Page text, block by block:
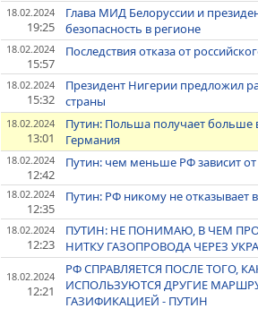
18.02.2024
19:25
Глава МИД Белоруссии и
безопасность в регионе
18.02.2024
15:57
Последствия отказа от
18.02.2024
15:32
Президент Нигерии предложил
страны
18.02.2024
13:01
Путин: Польша получает больше
Германия
18.02.2024
12:42
Путин: чем меньше РФ зависит
18.02.2024
12:35
Путин: РФ никому не отказывает
18.02.2024
12:23
ПУТИН: НЕ ПОНИМАЮ, В ЧЕМ
НИТКУ ГАЗОПРОВОДА ЧЕРЕЗ
18.02.2024
12:21
РФ СПРАВЛЯЕТСЯ ПОСЛЕ ТОГО,
ИСПОЛЬЗУЮТСЯ ДРУГИЕ
ГАЗИФИКАЦИЕЙ - ПУТИН